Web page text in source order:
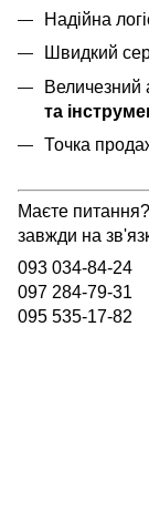
Надійна
Швидкий
Величезний
та
Точка
Маєте
завжди на
093 034-84-24
097 284-79-31
095 535-17-82